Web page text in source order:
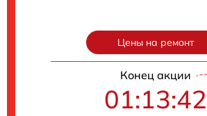
Цены на ремонт
Конец акции
01:13:41